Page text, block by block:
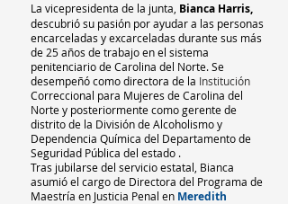
La vicepresidenta de la junta, Bianca Harris,
descubrió su pasión por ayudar a las personas
encarceladas yexcarceladas durante sus más
de 25 años de trabajo en el sistema
penitenciario de Carolina del Norte. Se
desempeñó como directora de la Institución
Correccional para Mujeres de Carolina del
Norte y posteriormente comogerente de
distrito de la División de Alcoholismo y
Dependencia Química del Departamento de
Seguridad Pública del estado .
Tras jubilarse del servicio estatal, Bianca
asumió el cargo de Directora del Programa de
Maestría en Justicia Penal en Meredith